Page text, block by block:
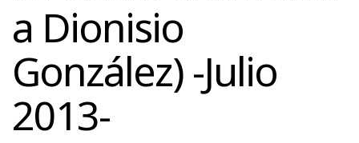
a Dionisio
González) -Julio
2013-